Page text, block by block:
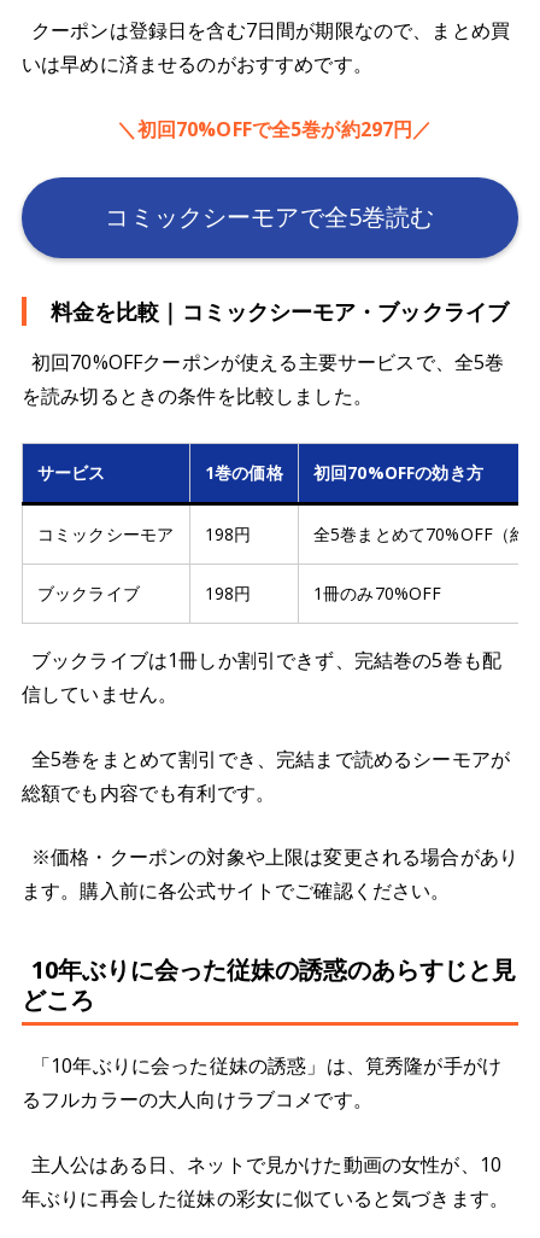
クーポンは登録日を含む7日間が期限なので、まとめ買
いは早めに済ませるのがおすすめです。
＼初回70%OFFで全5巻が約297円／
コミックシーモアで全5巻読む
料金を比較｜コミックシーモア・ブックライブ
初回70%OFFクーポンが使える主要サービスで、全5巻
を読み切るときの条件を比較しました。
サービス 1巻の価格 初回70%OFFの効き方
コミックシーモア 198円 全5巻まとめて70%OFF（約
ブックライブ 198円 1冊のみ70%OFF
ブックライブは1冊しか割引できず、完結巻の5巻も配
信していません。
全5巻をまとめて割引でき、完結まで読めるシーモアが
総額でも内容でも有利です。
※価格・クーポンの対象や上限は変更される場合があり
ます。購入前に各公式サイトでご確認ください。
10年ぶりに会った従妹の誘惑のあらすじと見
どころ
「10年ぶりに会った従妹の誘惑」は、筧秀隆が手がけ
るフルカラーの大人向けラブコメです。
主人公はある日、ネットで見かけた動画の女性が、10
年ぶりに再会した従妹の彩女に似ていると気づきます。